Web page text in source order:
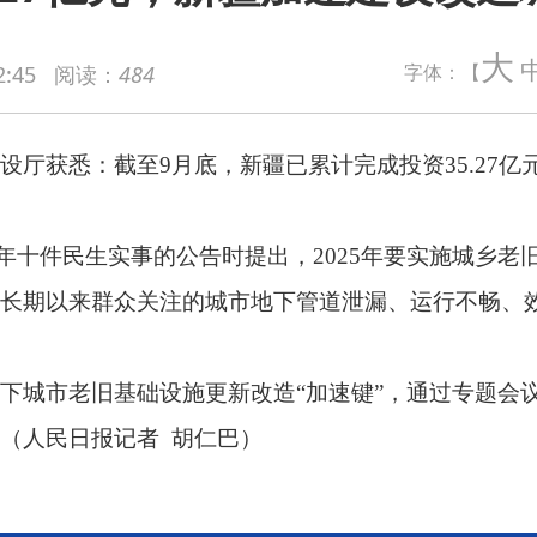
阅读： 484 字体：【大
至9月底，新疆已累计完成投资35.27亿元，实施32个城市地
关注的城市地下管道泄漏、运行不畅、效率不高等突出问题